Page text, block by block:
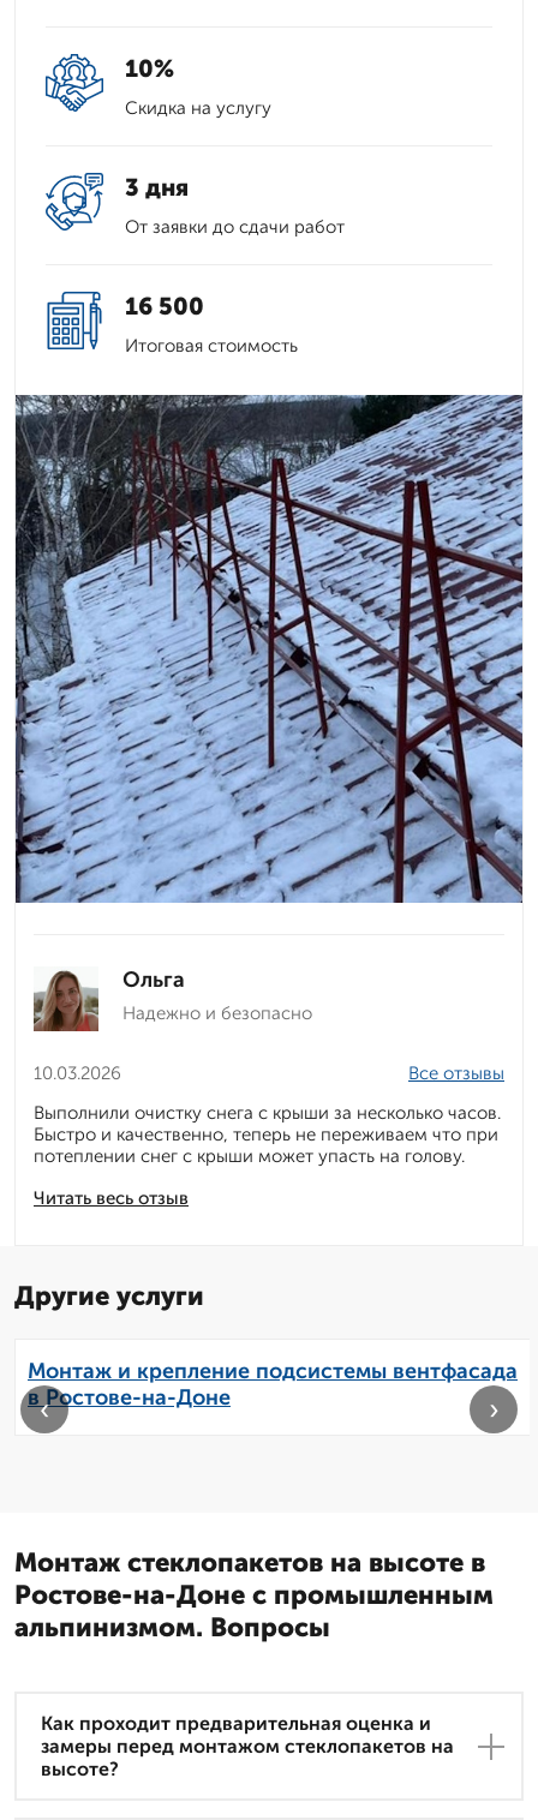
10%
Скидка на услугу
3 дня
От заявки до сдачи работ
16 500
Итоговая стоимость
Ольга
Надежно и безопасно
10.03.2026
Читать весь отзыв
Все отзывы
Выполнили очистку снега с крыши за несколько часов.
Быстро и качественно, теперь не переживаем что при
потеплении снег с крыши может упасть на голову.
Другие услуги
Монтаж и крепление подсистемы вентфасада
в Ростове-на-Доне
‹ ›
Монтаж стеклопакетов на высоте в
Ростове-на-Доне с промышленным
альпинизмом. Вопросы
Как проходит предварительная оценка и
замеры перед монтажом стеклопакетов на
высоте?